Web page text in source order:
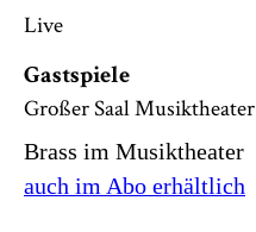
Live
Gastspiele
Großer Saal Musiktheater
Brass im Musiktheater
auch im Abo erhältlich